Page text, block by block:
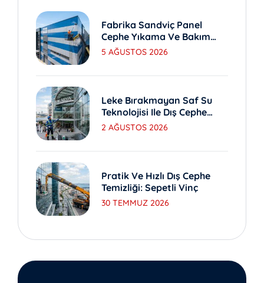
Fabrika Sandviç Panel
Cephe Yıkama Ve Bakım
Yöntemleri
5 AĞUSTOS 2026
Leke Bırakmayan Saf Su
Teknolojisi Ile Dış Cephe
Yıkama
2 AĞUSTOS 2026
Pratik Ve Hızlı Dış Cephe
Temizliği: Sepetli Vinç
30 TEMMUZ 2026